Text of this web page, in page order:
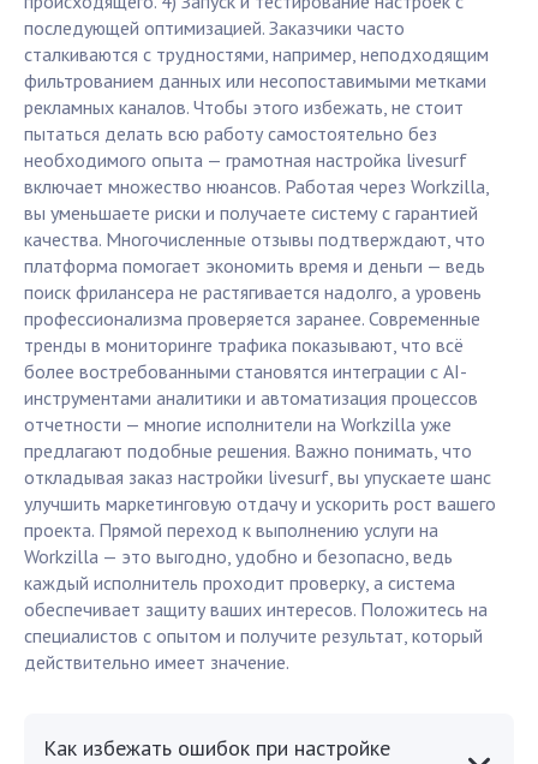
последующей оптимизацией. Заказчики часто
сталкиваются с трудностями, например, неподходящим
фильтрованием данных или несопоставимыми метками
рекламных каналов. Чтобы этого избежать, не стоит
пытаться делать всю работу самостоятельно без
необходимого опыта — грамотная настройка livesurf
включает множество нюансов. Работая через Workzilla,
вы уменьшаете риски и получаете систему с гарантией
качества. Многочисленные отзывы подтверждают, что
платформа помогает экономить время и деньги — ведь
поиск фрилансера не растягивается надолго, а уровень
профессионализма проверяется заранее. Современные
тренды в мониторинге трафика показывают, что всё
более востребованными становятся интеграции с AI-
инструментами аналитики и автоматизация процессов
отчетности — многие исполнители на Workzilla уже
предлагают подобные решения. Важно понимать, что
откладывая заказ настройки livesurf, вы упускаете шанс
улучшить маркетинговую отдачу и ускорить рост вашего
проекта. Прямой переход к выполнению услуги на
Workzilla — это выгодно, удобно и безопасно, ведь
каждый исполнитель проходит проверку, а система
обеспечивает защиту ваших интересов. Положитесь на
специалистов с опытом и получите результат, который
действительно имеет значение.
Как избежать ошибок при настройке